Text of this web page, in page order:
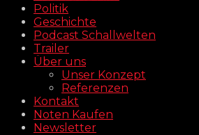
Politik
Geschichte
Podcast Schallwelten
Trailer
Über uns
Unser Konzept
Referenzen
Kontakt
Noten Kaufen
Newsletter